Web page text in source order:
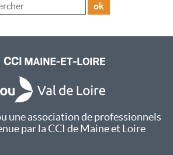
ok
une association de professionnels
par la CCI de Maine et Loire